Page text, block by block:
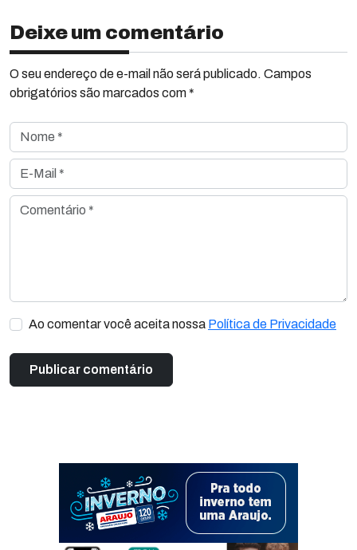
Deixe um comentário
O seu endereço de e-mail não será publicado. Campos
obrigatórios são marcados com *
Nome *
E-Mail *
Comentário *
Ao comentar você aceita nossa Política de Privacidade